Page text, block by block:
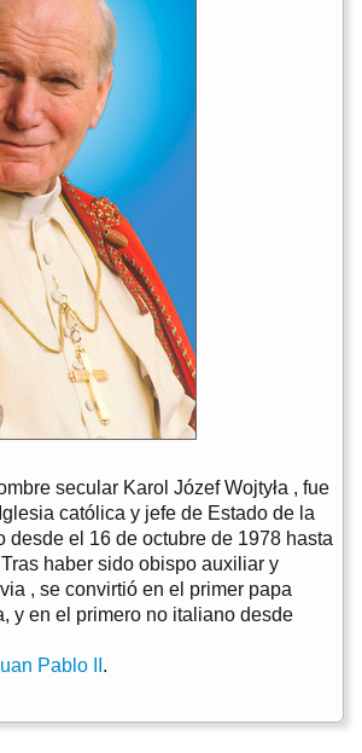
secular Karol Józef Wojtyła , fue
católica y jefe de Estado de la
desde el 16 de octubre de 1978 hasta
haber sido obispo auxiliar y
, se convirtió en el primer papa
y en el primero no italiano desde
Pablo II .